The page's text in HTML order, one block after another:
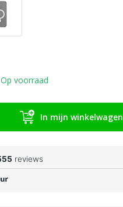
Op voorraad
In mijn winkelwagen